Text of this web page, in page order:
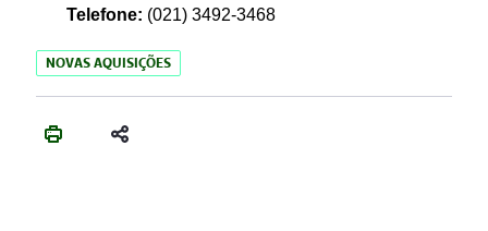
Telefone: (021) 3492-3468
NOVAS AQUISIÇÕES